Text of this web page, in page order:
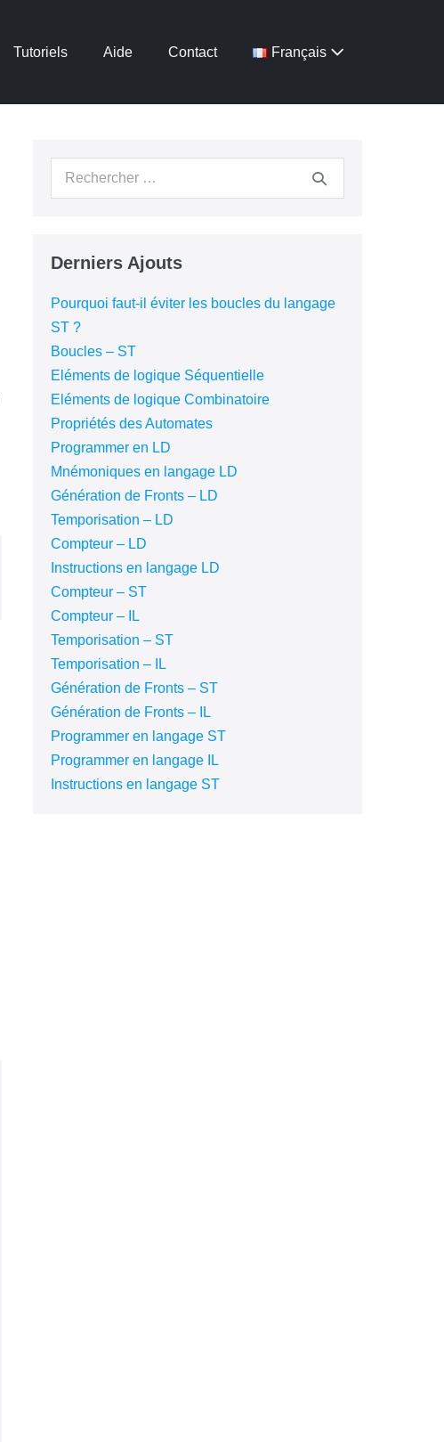
Tutoriels Aide Contact Français
Derniers Ajouts
Pourquoi faut-il éviter les boucles du langage
ST ?
Boucles – ST
Eléments de logique Séquentielle
Eléments de logique Combinatoire
Propriétés des Automates
Programmer en LD
Mnémoniques en langage LD
Génération de Fronts – LD
Temporisation – LD
Compteur – LD
Instructions en langage LD
Compteur – ST
Compteur – IL
Temporisation – ST
Temporisation – IL
Génération de Fronts – ST
Génération de Fronts – IL
Programmer en langage ST
Programmer en langage IL
Instructions en langage ST